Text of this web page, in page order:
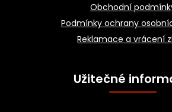
Obchodní
Podmínky ochrany
Reklamace a vrácení
Užitečné